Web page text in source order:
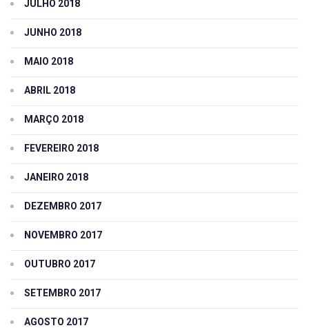
JULHO 2018
JUNHO 2018
MAIO 2018
ABRIL 2018
MARÇO 2018
FEVEREIRO 2018
JANEIRO 2018
DEZEMBRO 2017
NOVEMBRO 2017
OUTUBRO 2017
SETEMBRO 2017
AGOSTO 2017